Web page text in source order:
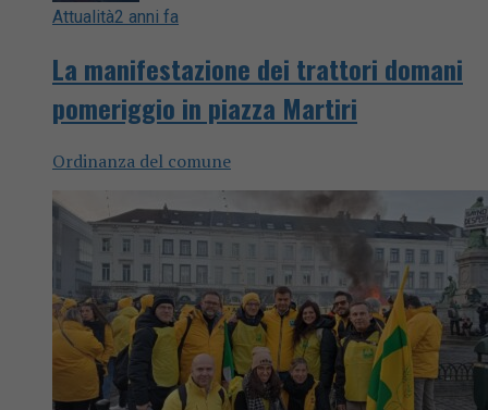
Attualità2 anni fa
La manifestazione dei trattori domani
pomeriggio in piazza Martiri
Ordinanza del comune